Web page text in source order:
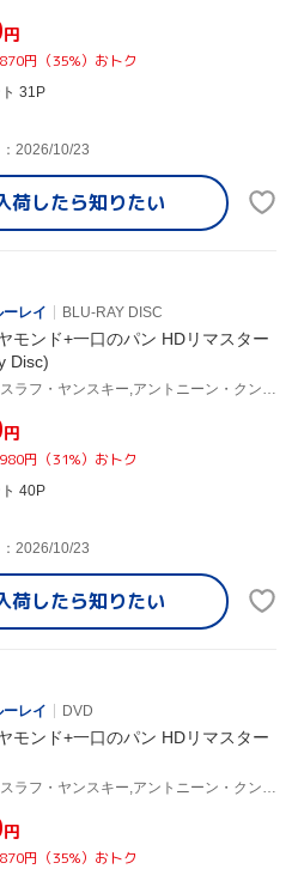
円
円（35%）おトク
31P
2026/10/23
荷したら知りたい
レイ
BLU-RAY DISC
モンド+一口のパン HDリマスター
Disc)
円
円（31%）おトク
40P
2026/10/23
荷したら知りたい
レイ
DVD
モンド+一口のパン HDリマスター
円
円（35%）おトク